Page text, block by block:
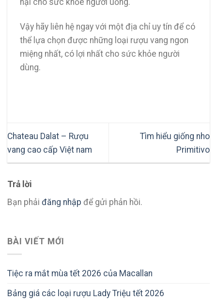
BÀI VIẾT MỚI
Tiệc ra mắt mùa tết 2026 của Macallan
Bảng giá các loại rượu Lady Triệu tết 2026
hại cho sức khỏe người uống.
Vậy hãy liên hệ ngay với một địa chỉ uy tín để có
thể lựa chọn được những loại rượu vang ngon
miệng nhất, có lợi nhất cho sức khỏe người
dùng.
Chateau Dalat – Rượu
vang cao cấp Việt nam
Tìm hiểu giống nho
Primitivo
Trả lời
Bạn phải đăng nhập để gửi phản hồi.